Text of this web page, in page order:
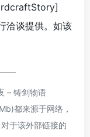
洽谈提供。如该
– 铸剑物语
都来源于网络，
于该外部链接的